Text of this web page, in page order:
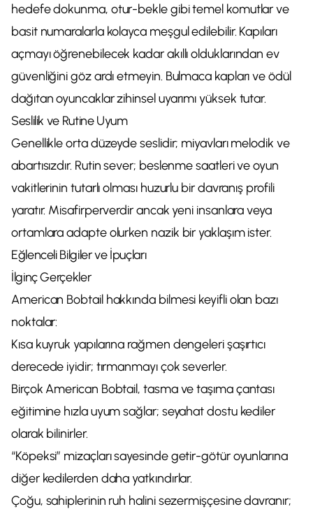
hedefe dokunma, otur-bekle gibi temel komutlar ve
basit numaralarla kolayca meşgul edilebilir. Kapıları
açmayı öğrenebilecek kadar akıllı olduklarından ev
güvenliğini göz ardı etmeyin. Bulmaca kapları ve ödül
dağıtan oyuncaklar zihinsel uyarımı yüksek tutar.
Seslilik ve Rutine Uyum
Genellikle orta düzeyde seslidir; miyavları melodik ve
abartısızdır. Rutin sever; beslenme saatleri ve oyun
vakitlerinin tutarlı olması huzurlu bir davranış profili
yaratır. Misafirperverdir ancak yeni insanlara veya
ortamlara adapte olurken nazik bir yaklaşım ister.
Eğlenceli Bilgiler ve İpuçları
İlginç Gerçekler
American Bobtail hakkında bilmesi keyifli olan bazı
noktalar:
Kısa kuyruk yapılarına rağmen dengeleri şaşırtıcı
derecede iyidir; tırmanmayı çok severler.
Birçok American Bobtail, tasma ve taşıma çantası
eğitimine hızla uyum sağlar; seyahat dostu kediler
olarak bilinirler.
“Köpeksi” mizaçları sayesinde getir-götür oyunlarına
diğer kedilerden daha yatkındırlar.
Çoğu, sahiplerinin ruh halini sezermişçesine davranır;